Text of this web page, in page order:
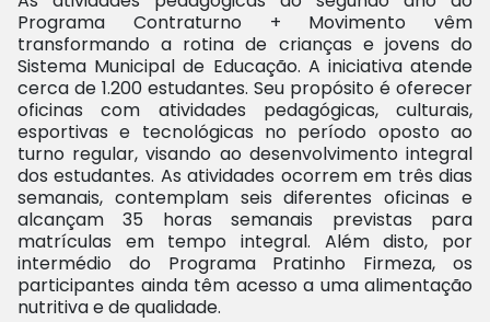
Programa Contraturno + Movimento vêm
transformando a rotina de crianças e jovens do
Sistema Municipal de Educação. A iniciativa atende
cerca de 1.200 estudantes. Seu propósito é oferecer
oficinas com atividades pedagógicas, culturais,
esportivas e tecnológicas no período oposto ao
turno regular, visando ao desenvolvimento integral
dos estudantes. As atividades ocorrem em três dias
semanais, contemplam seis diferentes oficinas e
alcançam 35 horas semanais previstas para
matrículas em tempo integral. Além disto, por
intermédio do Programa Pratinho Firmeza, os
participantes ainda têm acesso a uma alimentação
nutritiva e de qualidade.